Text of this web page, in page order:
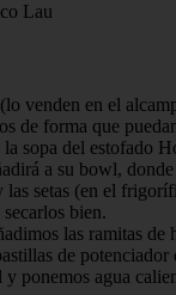
Lau
venden en el
de forma que
sopa del estofado
a su bowl,
setas (en el
bien.
las ramitas
de
agua